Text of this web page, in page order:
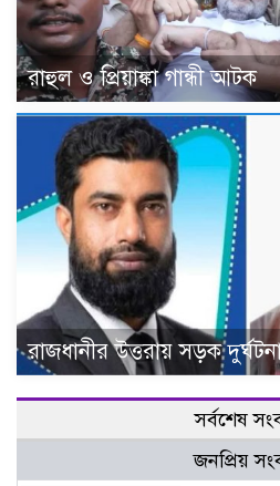
রাহুল ও প্রিয়াঙ্কা গান্ধী আটক
রাজধানীর উত্তরায় সড়ক
সর্বশেষ
জনপ্রিয়